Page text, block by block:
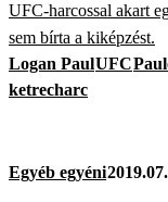
UFC-harcossal akart
sem bírta a kiképzést.
Logan PaulUFC
ketrecharc
Egyéb egyéni